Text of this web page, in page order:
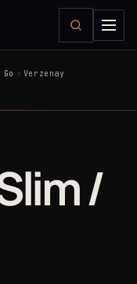
Verzenay
/